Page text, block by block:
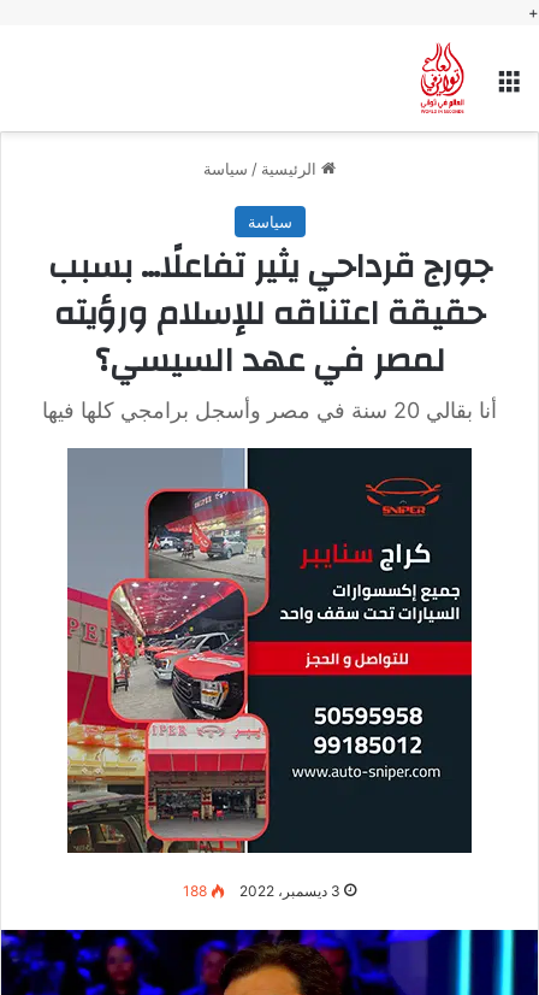
+
القائمة
الرئيسية / سياسة
سياسة
جورج قرداحي يثير تفاعلًا… بسبب
حقيقة اعتناقه للإسلام ورؤيته
لمصر في عهد السيسي؟
أنا بقالي 20 سنة في مصر وأسجل برامجي كلها فيها
3 ديسمبر، 2022 188